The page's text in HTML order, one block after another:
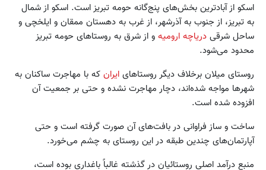
اسکو از آبادترین بخش‌های پنج‌گانه حومه تبریز است. اسکو از شمال
به تبریز، از جنوب به آذرشهر، از غرب به دهستان ممقان و ایلخچی و
ساحل شرقی دریاچه ارومیه و از شرق به روستاهای حومه تبریز
محدود می‌شود.
روستای میلان برخلاف دیگر روستاهای ایران که با مهاجرت ساکنان به
شهرها مواجه شده‌اند، دچار مهاجرت نشده و حتی بر جمعیت آن
افزوده شده است.
ساخت و ساز فراوانی در بافت‌های آن صورت گرفته است و حتی
آپارتمان‌های چندین طبقه در این روستای به چشم می‌خورد.
منبع درآمد اصلی روستائیان در گذشته غالباً باغداری بوده است،